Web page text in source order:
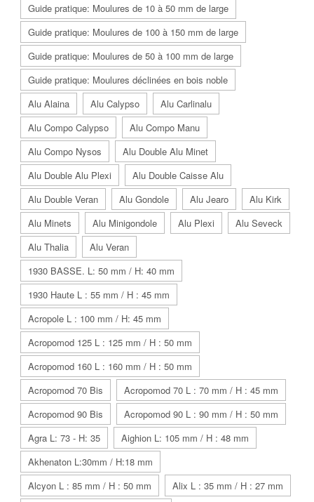
Guide pratique: Moulures de 10 à 50 mm de large
Guide pratique: Moulures de 100 à 150 mm de large
Guide pratique: Moulures de 50 à 100 mm de large
Guide pratique: Moulures déclinées en bois noble
Alu Alaina
Alu Calypso
Alu Carlinalu
Alu Compo Calypso
Alu Compo Manu
Alu Compo Nysos
Alu Double Alu Minet
Alu Double Alu Plexi
Alu Double Caisse Alu
Alu Double Veran
Alu Gondole Alu Jearo
Alu Kirk
Alu Minets
Alu Minigondole Alu Plexi
Alu Seveck
Alu Thalia
Alu Veran
1930 BASSE. L: 50 mm / H: 40 mm
1930 Haute L : 55 mm / H : 45 mm
Acropole L : 100 mm / H: 45 mm
Acropomod 125 L : 125 mm / H : 50 mm
Acropomod 160 L : 160 mm / H : 50 mm
Acropomod 70 Bis
Acropomod 70 L : 70 mm / H : 45 mm
Acropomod 90 Bis
Acropomod 90 L : 90 mm / H : 50 mm
Agra L: 73 - H: 35
Aighion L: 105 mm / H : 48 mm
Akhenaton L:30mm / H:18 mm
Alcyon L : 85 mm / H : 50 mm
Alix L : 35 mm / H : 27 mm